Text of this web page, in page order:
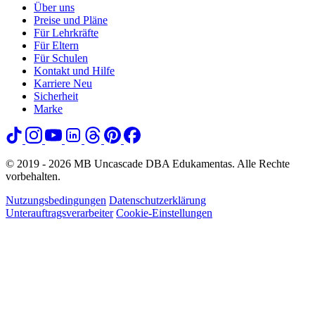
Über uns
Preise und Pläne
Für Lehrkräfte
Für Eltern
Für Schulen
Kontakt und Hilfe
Karriere Neu
Sicherheit
Marke
© 2019 - 2026 MB Uncascade DBA Edukamentas. Alle Rechte
vorbehalten.
Nutzungsbedingungen Datenschutzerklärung
Unterauftragsverarbeiter Cookie-Einstellungen